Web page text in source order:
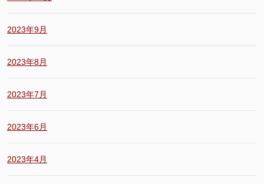
2023年9月
2023年8月
2023年7月
2023年6月
2023年4月